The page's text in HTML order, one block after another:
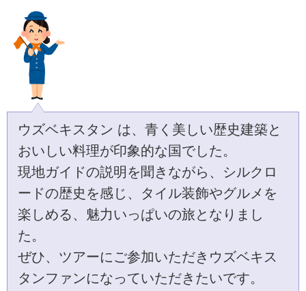
ウズベキスタン は、青く美しい歴史建築と
おいしい料理が印象的な国でした。
現地ガイドの説明を聞きながら、シルクロ
ードの歴史を感じ、タイル装飾やグルメを
楽しめる、魅力いっぱいの旅となりまし
た。
ぜひ、ツアーにご参加いただきウズベキス
タンファンになっていただきたいです。